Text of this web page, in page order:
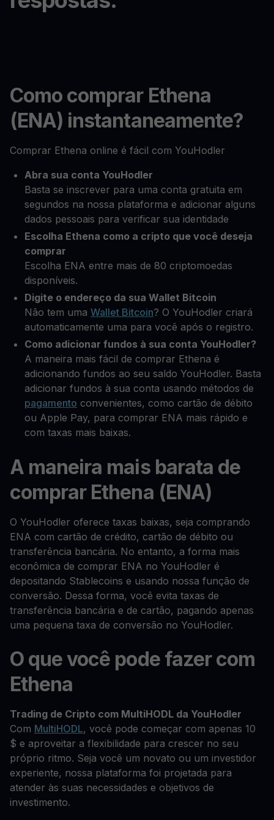
Como comprar Ethena
(ENA) instantaneamente?
Comprar Ethena online é fácil com YouHodler
Abra sua conta YouHodler
Basta se inscrever para uma conta gratuita em
segundos na nossa plataforma e adicionar alguns
dados pessoais para verificar sua identidade
Escolha Ethena como a cripto que você deseja
comprar
Escolha ENA entre mais de 80 criptomoedas
disponíveis.
Digite o endereço da sua Wallet Bitcoin
Não tem uma Wallet Bitcoin? O YouHodler criará
automaticamente uma para você após o registro.
Como adicionar fundos à sua conta YouHodler?
A maneira mais fácil de comprar Ethena é
adicionando fundos ao seu saldo YouHodler. Basta
adicionar fundos à sua conta usando métodos de
pagamento convenientes, como cartão de débito
ou Apple Pay, para comprar ENA mais rápido e
com taxas mais baixas.
A maneira mais barata de
comprar Ethena (ENA)
O YouHodler oferece taxas baixas, seja comprando
ENA com cartão de crédito, cartão de débito ou
transferência bancária. No entanto, a forma mais
econômica de comprar ENA no YouHodler é
depositando Stablecoins e usando nossa função de
conversão. Dessa forma, você evita taxas de
transferência bancária e de cartão, pagando apenas
uma pequena taxa de conversão no YouHodler.
O que você pode fazer com
Ethena
Trading de Cripto com MultiHODL da YouHodler
Com MultiHODL, você pode começar com apenas 10
$ e aproveitar a flexibilidade para crescer no seu
próprio ritmo. Seja você um novato ou um investidor
experiente, nossa plataforma foi projetada para
atender às suas necessidades e objetivos de
investimento.